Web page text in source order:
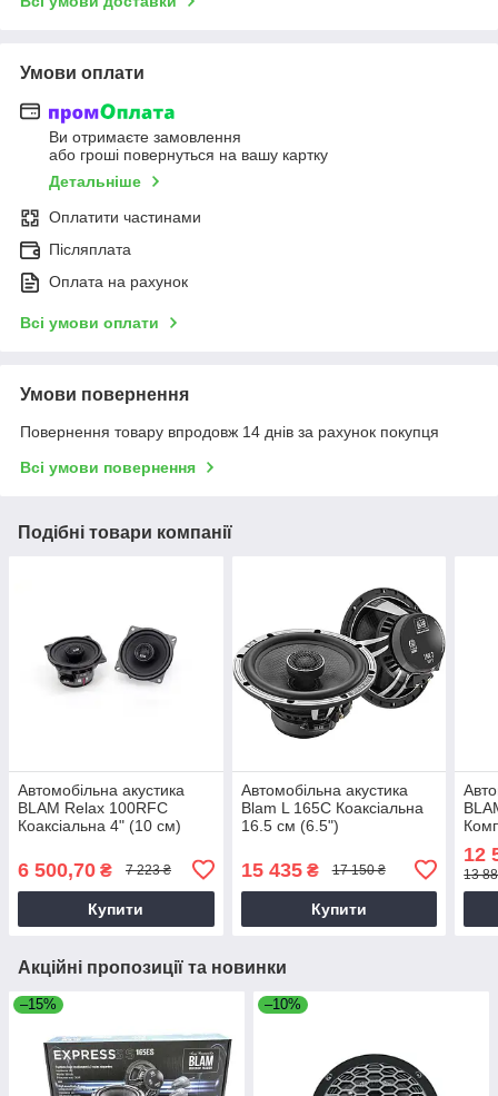
Умови оплати
Ви отримаєте замовлення
або гроші повернуться на вашу картку
Детальніше
Оплатити частинами
Післяплата
Оплата на рахунок
Всі умови оплати
Умови повернення
Повернення товару впродовж 14 днів за рахунок покупця
Всі умови повернення
Подібні товари компанії
Автомобільна акустика
BLAM Relax 100RFC
Коаксіальна 4" (10 см)
6 500,70 ₴ 7 223 ₴
Купити
Автомобільна акустика
Blam L 165C Коаксіальна
16.5 см (6.5")
15 435₴ 17 150 ₴
Купити
12
13
Акційні пропозиції та новинки
–15% –10%